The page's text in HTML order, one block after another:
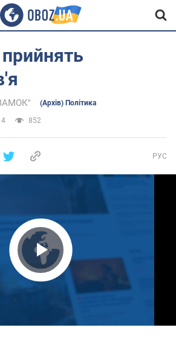
(Архів) Політика
852
РУС
Play Video